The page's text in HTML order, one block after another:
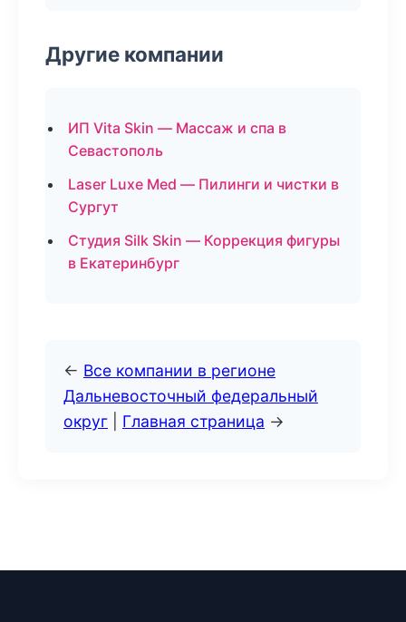
Другие компании
ИП Vita Skin — Массаж и спа в
Севастополь
Laser Luxe Med — Пилинги и чистки в
Сургут
Студия Silk Skin — Коррекция фигуры
в Екатеринбург
← Все компании в регионе
Дальневосточный федеральный
округ
Главная страница →